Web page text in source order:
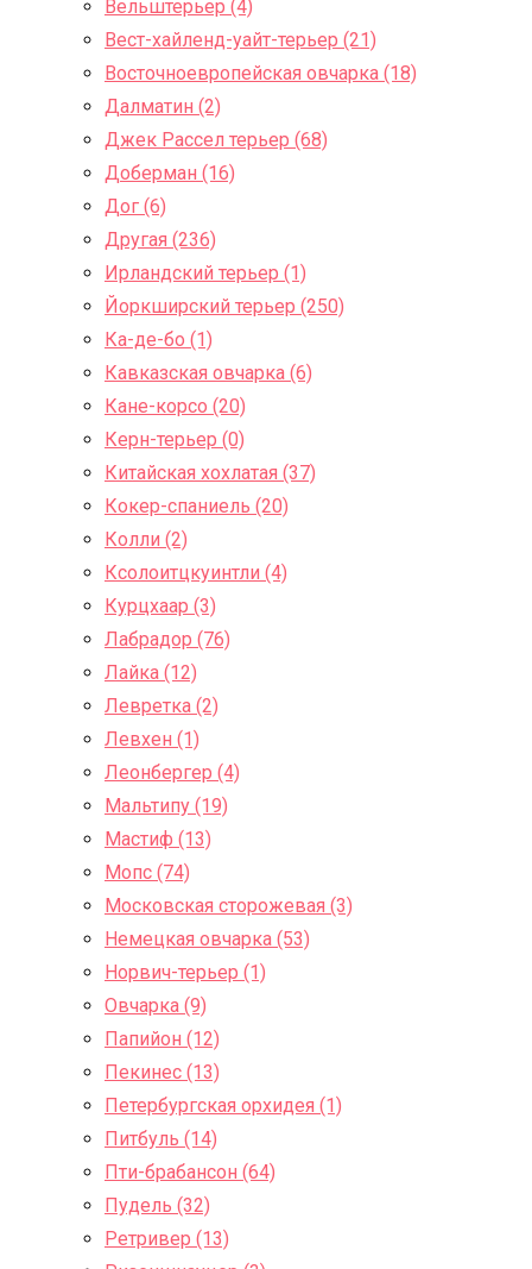
Вельштерьер (4)
Вест-хайленд-уайт-терьер (21)
Восточноевропейская овчарка (18)
Далматин (2)
Джек Рассел терьер (68)
Доберман (16)
Дог (6)
Другая (236)
Ирландский терьер (1)
Йоркширский терьер (250)
Ка-де-бо (1)
Кавказская овчарка (6)
Кане-корсо (20)
Керн-терьер (0)
Китайская хохлатая (37)
Кокер-спаниель (20)
Колли (2)
Ксолоитцкуинтли (4)
Курцхаар (3)
Лабрадор (76)
Лайка (12)
Левретка (2)
Левхен (1)
Леонбергер (4)
Мальтипу (19)
Мастиф (13)
Мопс (74)
Московская сторожевая (3)
Немецкая овчарка (53)
Норвич-терьер (1)
Овчарка (9)
Папийон (12)
Пекинес (13)
Петербургская орхидея (1)
Питбуль (14)
Пти-брабансон (64)
Пудель (32)
Ретривер (13)